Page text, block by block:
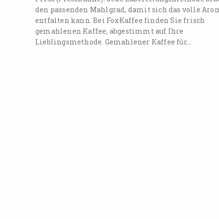
den passenden Mahlgrad, damit sich das volle
entfalten kann. Bei FoxKaffee finden Sie frisch
gemahlenen Kaffee, abgestimmt auf Ihre
Lieblingsmethode. Gemahlener Kaffee für…